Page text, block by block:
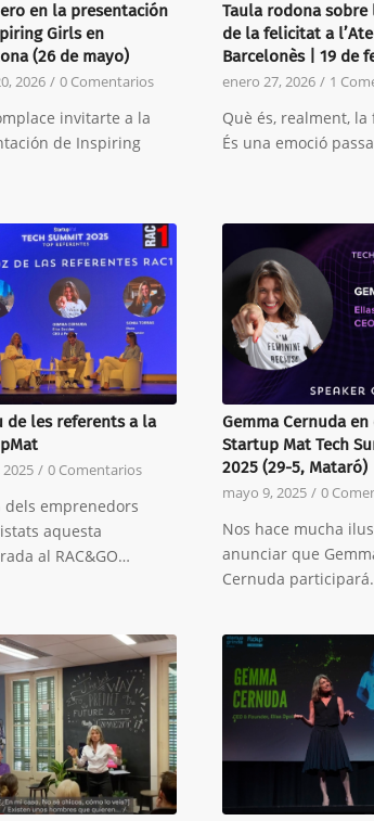
en la presentación
Girls en
(26 de mayo)
2026 / 0 Comentarios
invitarte a la
de Inspiring
Taula rodona sobre
de la felicitat a
Barcelonès | 19 de
enero 27, 2026 / 1
Què és, realment, la
És una emoció
de les referents a la
/ 0 Comentarios
dels emprenedors
aquesta
al RAC&GO…
Gemma Cernuda en
Startup Mat Tech
2025 (29-5, Mataró)
mayo 9, 2025 / 0
Nos hace mucha
anunciar que
Cernuda